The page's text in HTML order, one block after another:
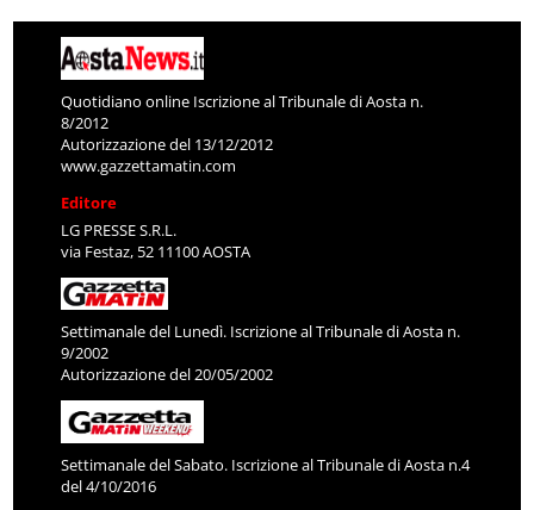
Quotidiano online Iscrizione al Tribunale di Aosta n.
8/2012
Autorizzazione del 13/12/2012
www.gazzettamatin.com
Editore
LG PRESSE S.R.L.
via Festaz, 52 11100 AOSTA
Settimanale del Lunedì. Iscrizione al Tribunale di Aosta n.
9/2002
Autorizzazione del 20/05/2002
Settimanale del Sabato. Iscrizione al Tribunale di Aosta n.4
del 4/10/2016